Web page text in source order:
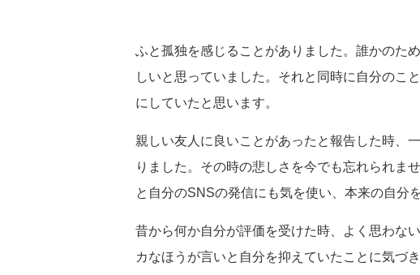
ふと孤独を感じることがありました。誰かのた
しいと思っていました。それと同時に自分のこ
にしていたと思います。
親しい友人に良いことがあったと報告した時、
りました。その時の悲しさを今でも忘れられま
と自分のSNSの発信にも気を使い、本来の自分
昔から何か自分が評価を受けた時、よく思わな
カなほうが言いと自分を抑えていたことに気づ